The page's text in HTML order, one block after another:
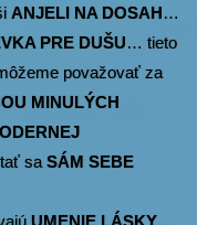
ANJELI NA DOSAH…
PRE DUŠU… tieto
považovať za
MINULÝCH
sa SÁM SEBE
UMENIE LÁSKY…